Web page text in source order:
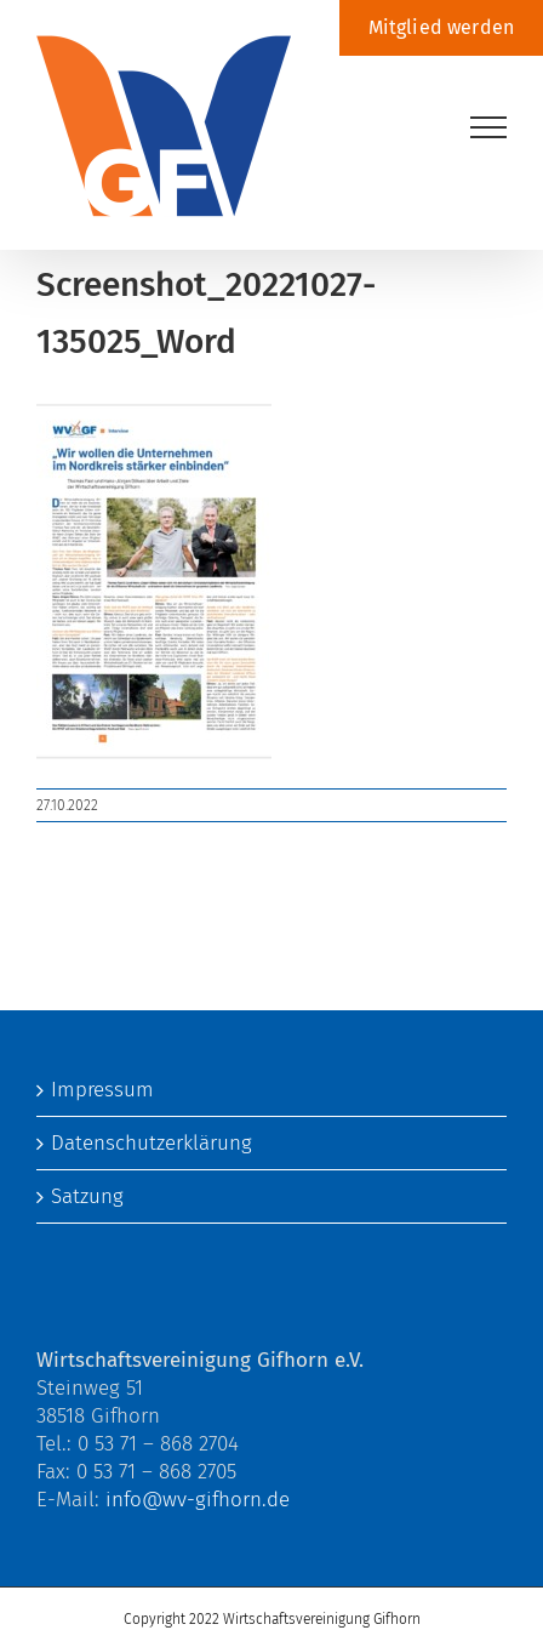
Inhalt
springen
Mitglied werden
Screenshot_20221027-
135025_Word
27.10.2022
Impressum
Datenschutzerklärung
Satzung
Wirtschaftsvereinigung Gifhorn e.V.
Steinweg 51
38518 Gifhorn
Tel.: 0 53 71 – 868 2704
Fax: 0 53 71 – 868 2705
E-Mail: info@wv-gifhorn.de
Copyright 2022 Wirtschaftsvereinigung Gifhorn